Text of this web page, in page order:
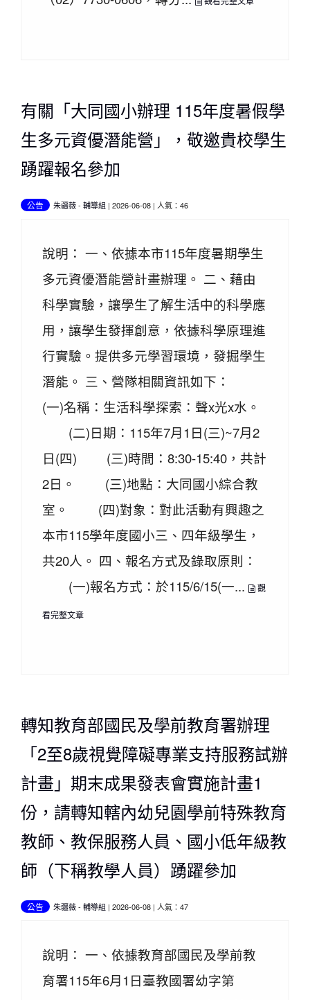
有關「大同國小辦理 115年度暑假學
生多元資優潛能營」，敬邀貴校學生
踴躍報名參加
公告 朱疆薇- 輔導組 | 2026-06-08 | 人氣：46
說明： 一、依據本市115年度暑期學生
多元資優潛能營計畫辦理。 二、藉由
科學實驗，讓學生了解生活中的科學應
用，讓學生發揮創意，依據科學原理進
行實驗。提供多元學習環境，發掘學生
潛能。 三、營隊相關資訊如下：
(一)名稱：生活科學探索：聲x光x水。
(二)日期：115年7月1日(三)~7月2
日(四) (三)時間：8:30-15:40，共計
2日。 (三)地點：大同國小綜合教
室。 (四)對象：對此活動有興趣之
本市115學年度國小三、四年級學生，
共20人。 四、報名方式及錄取原則：
(一)報名方式：於115/6/15(一...
觀
看完整文章
轉知教育部國民及學前教育署辦理
「2至8歲視覺障礙專業支持服務試辦
計畫」期末成果發表會實施計畫1
份，請轉知轄內幼兒園學前特殊教育
教師、教保服務人員、國小低年級教
師（下稱教學人員）踴躍參加
公告 朱疆薇- 輔導組 | 2026-06-08 | 人氣：47
說明： 一、依據教育部國民及學前教
育署115年6月1日臺教國署幼字第